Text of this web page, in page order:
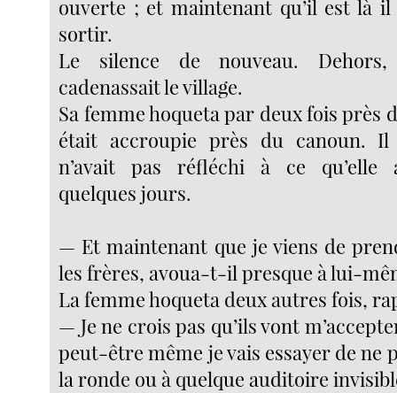
ouverte ; et maintenant qu’il est là il
sortir.
Le silence de nouveau.
cadenassait le village.
Sa femme hoqueta par deux fois près
était accroupie près du canoun. Il
n’avait pas réfléchi à ce qu’elle
quelques jours.
— Et maintenant que je viens de
les frères, avoua-t-il presque à lui-
La femme hoqueta deux autres fois,
— Je ne crois pas qu’ils vont
peut-être même je vais essayer de
la ronde ou à quelque auditoire